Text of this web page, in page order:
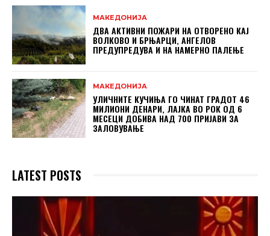
МАКЕДОНИЈА
ДВА АКТИВНИ ПОЖАРИ НА ОТВОРЕНО КАЈ
ВОЛКОВО И БРЊАРЦИ, АНГЕЛОВ
ПРЕДУПРЕДУВА И НА НАМЕРНО ПАЛЕЊЕ
МАКЕДОНИЈА
УЛИЧНИТЕ КУЧИЊА ГО ЧИНАТ ГРАДОТ 46
МИЛИОНИ ДЕНАРИ, ЛАЈКА ВО РОК ОД 6
МЕСЕЦИ ДОБИВА НАД 700 ПРИЈАВИ ЗА
ЗАЛОВУВАЊЕ
LATEST POSTS